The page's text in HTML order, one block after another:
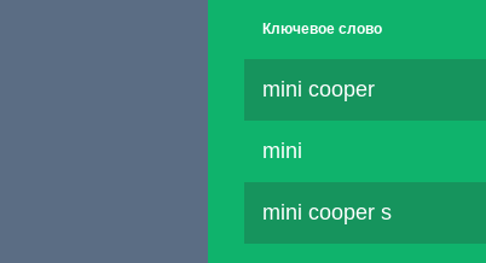
Ключевое слово
mini cooper
mini
mini cooper s